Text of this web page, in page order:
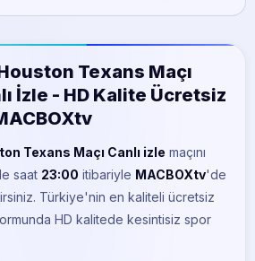
Texans Maçı
İzle - HD Kalite Ücretsiz
Texans Maçı Canlı izle maçını
saat 23:00 itibariyle MACBOXtv'de
Türkiye'nin en kaliteli ücretsiz
HD kalitede kesintisiz spor